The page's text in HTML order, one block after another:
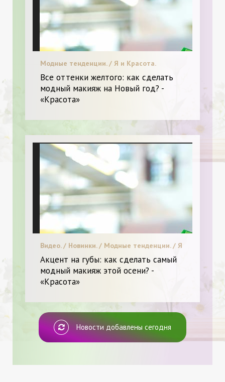
Модные тенденции. / Я и Красота.
Все оттенки желтого: как сделать
модный макияж на Новый год? -
«Красота»
Видео. / Новинки. / Модные тенденции. / Я
и Красота.
Акцент на губы: как сделать самый
модный макияж этой осени? -
«Красота»
Новости добавлены сегодня